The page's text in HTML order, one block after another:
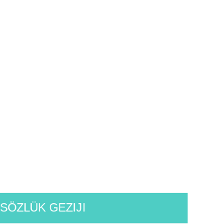
SÖZLÜK GEZIJI